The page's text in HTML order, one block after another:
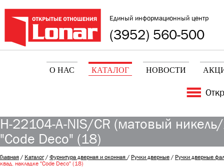
Единый информационный центр
(3952) 560-500
О НАС КАТАЛОГ НОВОСТИ
H-22104-A-NIS/CR (матовый
"Code Deco" (18)
Главная/ Каталог/Фурнитура дверная и оконная/ Ручки дверные/ Ручки дверные
квад. накладке "Code Deco" (18)